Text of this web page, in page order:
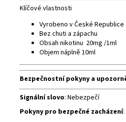
Klíčové vlastnosti
Vyrobeno v České Republice
Bez chuti a zápachu
Obsah nikotinu 20mg /1ml
Objem náplně 10ml
Bezpečnostní pokyny a
Signální slovo: Nebezpečí
Pokyny pro bezpečné zacházení: